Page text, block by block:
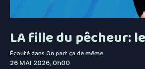
LA fille du pêcheur:
Écouté dansOn part ça de même
26 MAI 2026, 0h00